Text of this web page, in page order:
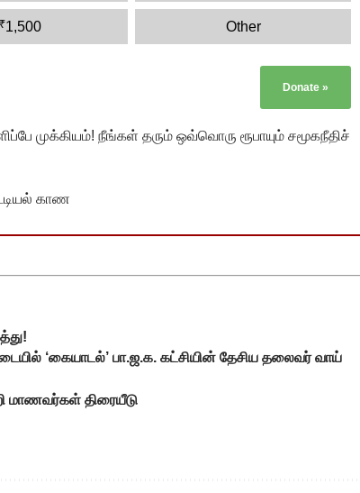
₹1,500 Other
Donate »
முக்கியம்! நீங்கள் தரும் ஒவ்வொரு ரூபாயும் சமூகநீதிச்
காண
‘கையாடல்’ பா.ஜ.க. கட்சியின் தேசிய தலைவர் வாய்
மாணவர்கள் திரையீடு